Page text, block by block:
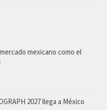
mexicano como el
2027 llega a México